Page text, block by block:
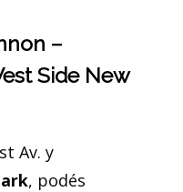
–
Side New
Av. y
, podés